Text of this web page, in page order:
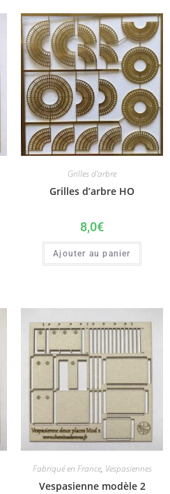
Grilles d'arbre
Grilles d’arbre HO
8,0€
Ajouter au panier
Fabriqué en France, Vespasiennes
Vespasienne modèle 2